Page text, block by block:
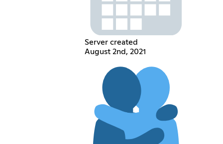
Server created
August 2nd, 2021